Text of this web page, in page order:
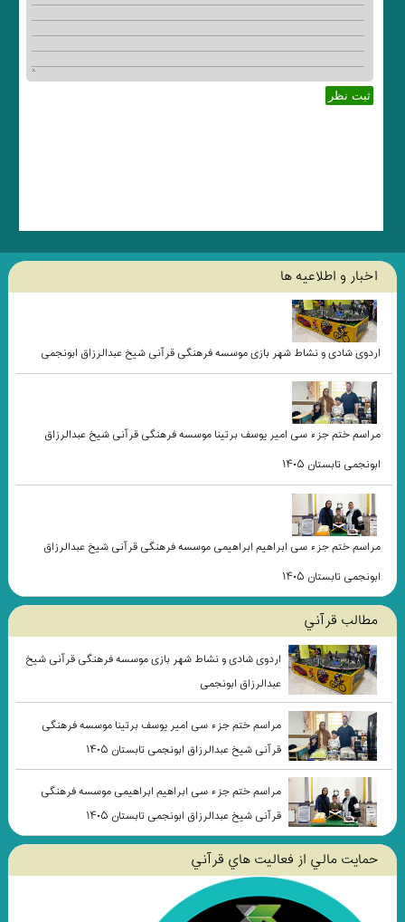
اخبار و اطلاعيه ها
اردوی شادی و نشاط شهر بازی موسسه فرهنگی قرآنی شیخ عبدالرزاق ابونجمی
مراسم ختم جزء سی امیر یوسف برتینا موسسه فرهنگی قرآنی شیخ عبدالرزاق
ابونجمی تابستان ۱۴۰۵
مراسم ختم جزء سی ابراهیم ابراهیمی موسسه فرهنگی قرآنی شیخ عبدالرزاق
ابونجمی تابستان ۱۴۰۵
مطالب قرآني
اردوی شادی و نشاط شهر بازی موسسه فرهنگی قرآنی شیخ
عبدالرزاق ابونجمی
مراسم ختم جزء سی امیر یوسف برتینا موسسه فرهنگی
قرآنی شیخ عبدالرزاق ابونجمی تابستان ۱۴۰۵
مراسم ختم جزء سی ابراهیم ابراهیمی موسسه فرهنگی
قرآنی شیخ عبدالرزاق ابونجمی تابستان ۱۴۰۵
حمايت مالي از فعاليت هاي قرآني